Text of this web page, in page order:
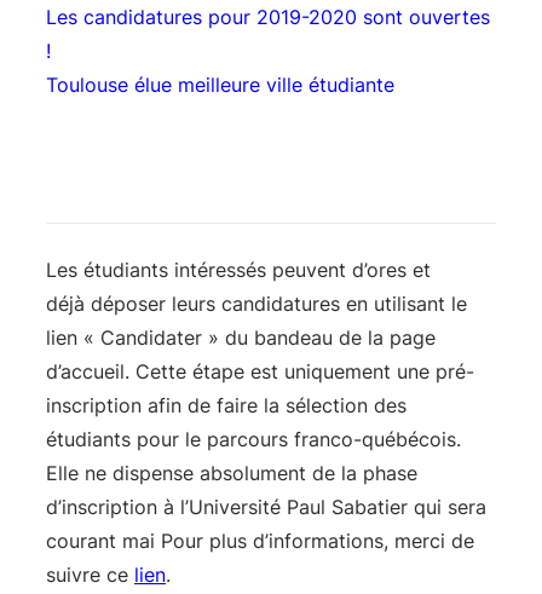
Les candidatures pour 2019-2020 sont ouvertes
!
Toulouse élue meilleure ville étudiante
Les étudiants intéressés peuvent d’ores et
déjà déposer leurs candidatures en utilisant le
lien « Candidater » du bandeau de la page
d’accueil. Cette étape est uniquement une pré-
inscription afin de faire la sélection des
étudiants pour le parcours franco-québécois.
Elle ne dispense absolument de la phase
d’inscription à l’Université Paul Sabatier qui sera
courant mai Pour plus d’informations, merci de
suivre ce lien.